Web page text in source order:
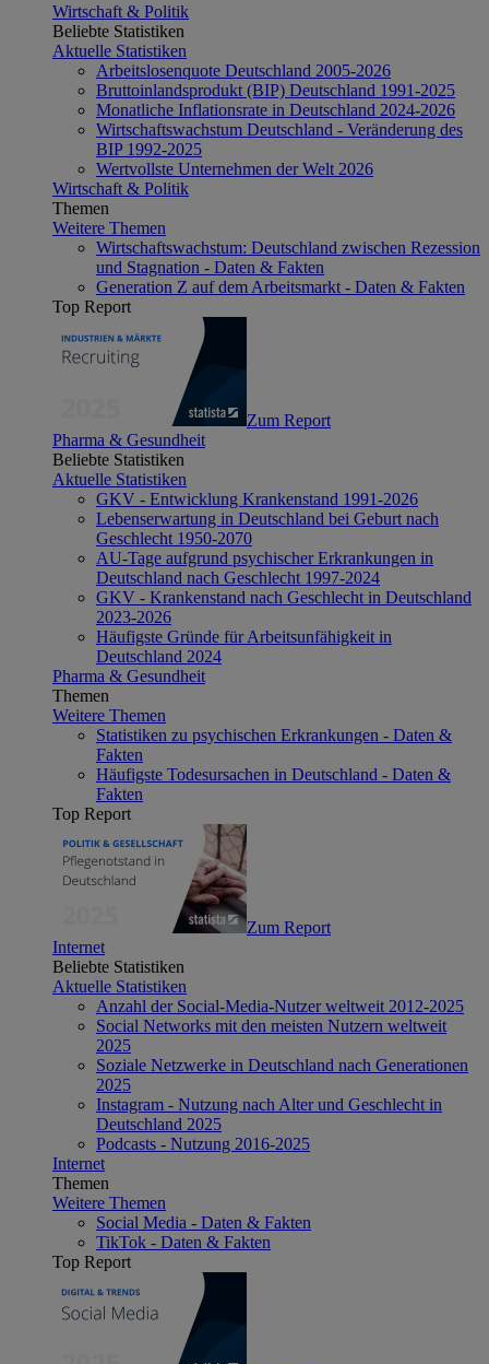
Wirtschaft & Politik
Beliebte Statistiken
Aktuelle Statistiken
Arbeitslosenquote Deutschland 2005-2026
Bruttoinlandsprodukt (BIP) Deutschland 1991-2025
Monatliche Inflationsrate in Deutschland 2024-2026
Wirtschaftswachstum Deutschland - Veränderung des
BIP 1992-2025
Wertvollste Unternehmen der Welt 2026
Wirtschaft & Politik
Themen
Weitere Themen
Wirtschaftswachstum: Deutschland zwischen Rezession
und Stagnation - Daten & Fakten
Generation Z auf dem Arbeitsmarkt - Daten & Fakten
Top Report
Zum Report
Pharma & Gesundheit
Beliebte Statistiken
Aktuelle Statistiken
GKV - Entwicklung Krankenstand 1991-2026
Lebenserwartung in Deutschland bei Geburt nach
Geschlecht 1950-2070
AU-Tage aufgrund psychischer Erkrankungen in
Deutschland nach Geschlecht 1997-2024
GKV - Krankenstand nach Geschlecht in Deutschland
2023-2026
Häufigste Gründe für Arbeitsunfähigkeit in
Deutschland 2024
Pharma & Gesundheit
Themen
Weitere Themen
Statistiken zu psychischen Erkrankungen - Daten &
Fakten
Häufigste Todesursachen in Deutschland - Daten &
Fakten
Top Report
Zum Report
Internet
Beliebte Statistiken
Aktuelle Statistiken
Anzahl der Social-Media-Nutzer weltweit 2012-2025
Social Networks mit den meisten Nutzern weltweit
2025
Soziale Netzwerke in Deutschland nach Generationen
2025
Instagram - Nutzung nach Alter und Geschlecht in
Deutschland 2025
Podcasts - Nutzung 2016-2025
Internet
Themen
Weitere Themen
Social Media - Daten & Fakten
TikTok - Daten & Fakten
Top Report